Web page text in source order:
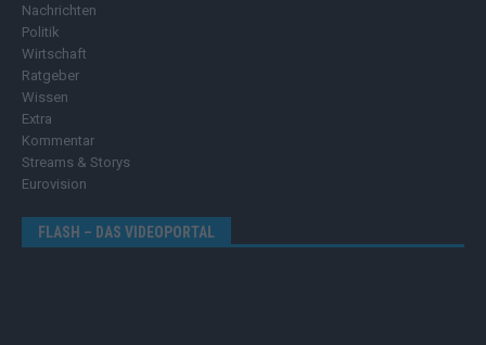
Nachrichten
Politik
Wirtschaft
Ratgeber
Wissen
Extra
Kommentar
Streams & Storys
Eurovision
FLASH – DAS VIDEOPORTAL